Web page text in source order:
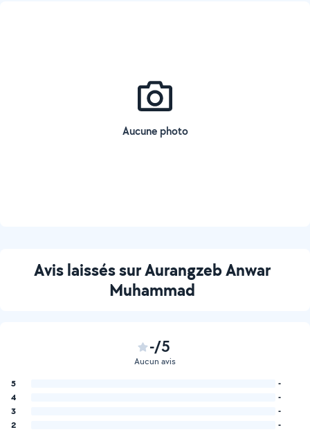
Aucune photo
Avis laissés sur Aurangzeb Anwar
Muhammad
-/5
Aucun avis
5
-
4
-
3
-
2
-